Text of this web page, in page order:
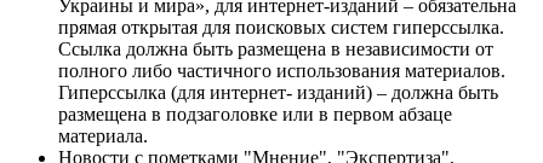
Украины и мира», для интернет-изданий – обязательна
прямая открытая для поисковых систем гиперссылка.
Ссылка должна быть размещена в независимости от
полного либо частичного использования материалов.
Гиперссылка (для интернет- изданий) – должна быть
размещена в подзаголовке или в первом абзаце
материала.
Новости с пометками "Мнение", "Экспертиза",